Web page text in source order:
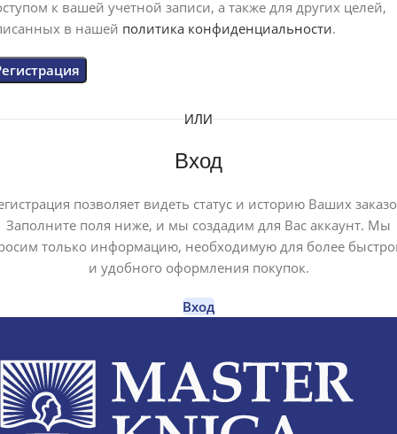
к вашей учетной записи, а также для других целей,
в нашей политика конфиденциальности.
ИЛИ
Вход
позволяет видеть статус и историю Ваших
Заполните поля ниже, и мы создадим для Вас аккаунт. Мы
только информацию, необходимую для более
и удобного оформления покупок.
Вход